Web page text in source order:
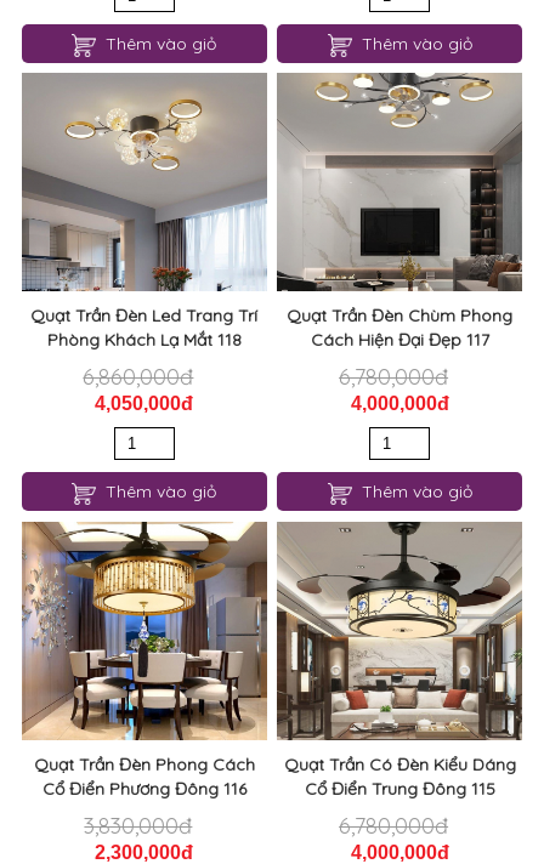
Thêm vào giỏ Thêm vào giỏ
Quạt Trần Đèn Led Trang Trí
Phòng Khách Lạ Mắt 118
6,860,000đ
4,050,000đ
Thêm vào giỏ
Quạt Trần Đèn Chùm Phong
Cách Hiện Đại Đẹp 117
6,780,000đ
4,000,000đ
Thêm vào giỏ
Quạt Trần Đèn Phong Cách
Cổ Điển Phương Đông 116
3,830,000đ
2,300,000đ
Quạt Trần Có Đèn Kiểu Dáng
Cổ Điển Trung Đông 115
6,780,000đ
4,000,000đ